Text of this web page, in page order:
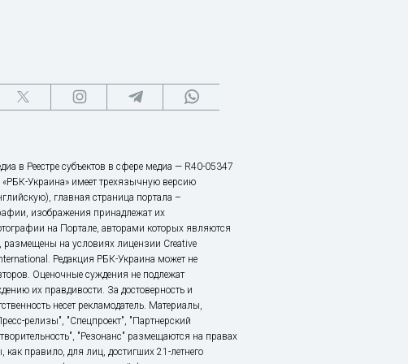
в Реестре субъектов в сфере медиа — R40-05347
Украина» имеет трехязычную версию
главная страница портала –
изображения принадлежат их
на Портале, авторами которых являются
на условиях лицензии Creative
Редакция РБК-Украина может не
Оценочные суждения не подлежат
их правдивости. За достоверность и
несет рекламодатель. Материалы,
релизы", "Спецпроект", "Партнерский
"Резонанс" размещаются на правах
правило, для лиц, достигших 21-летнего